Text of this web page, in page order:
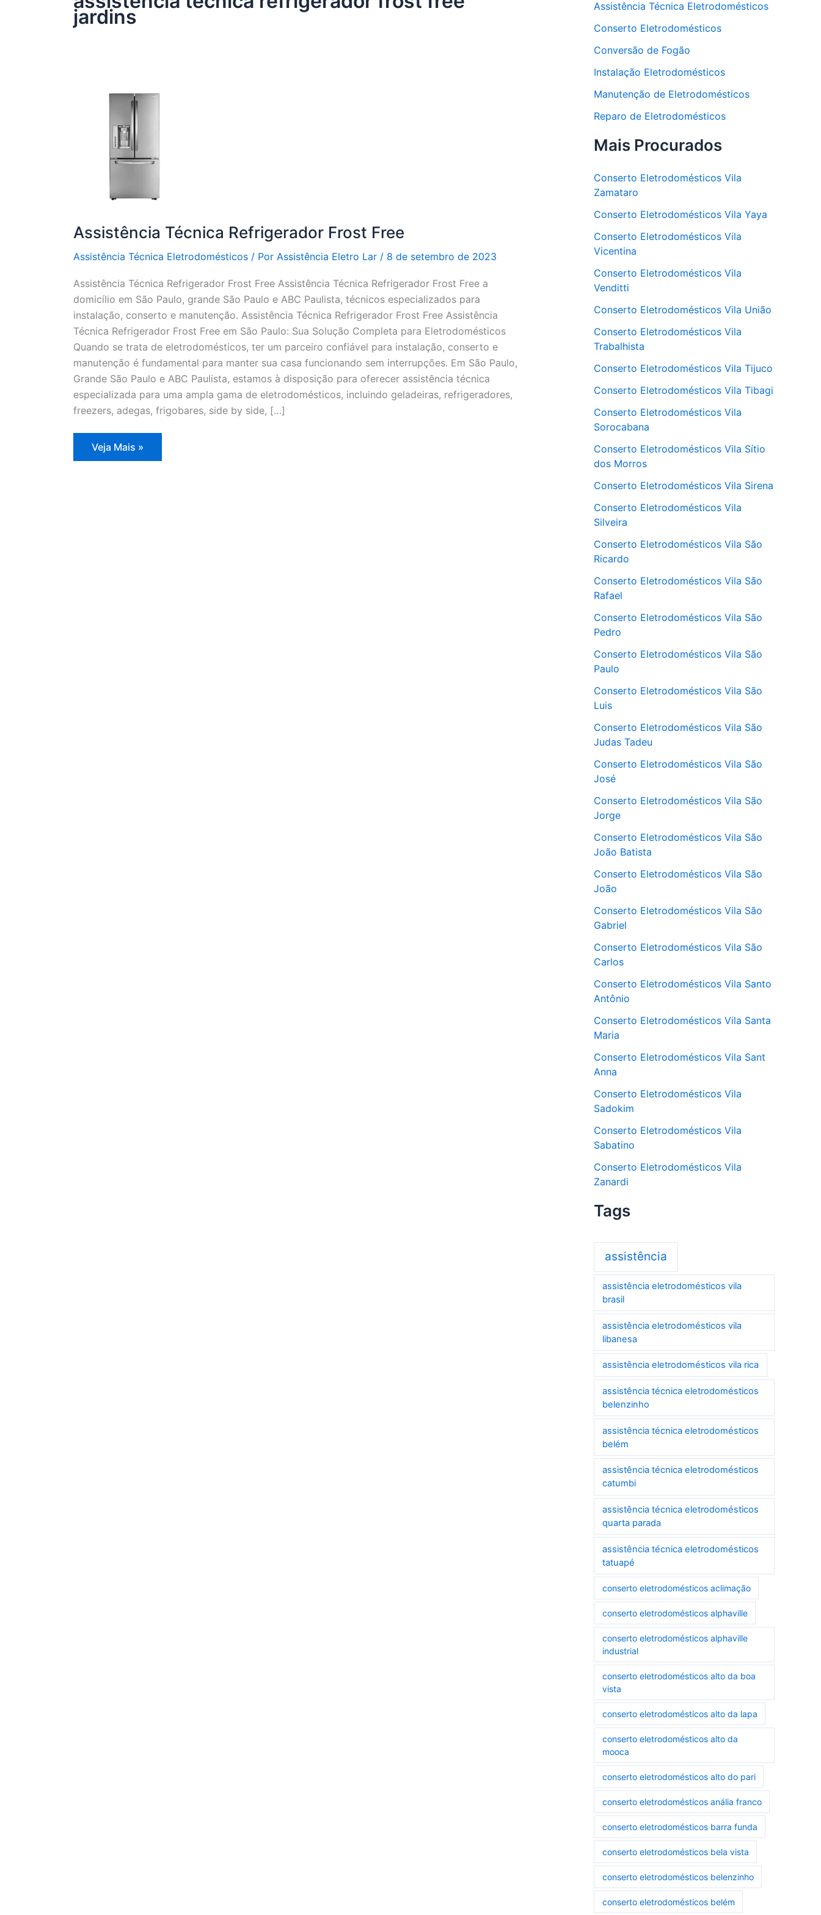
jardins
Assistência Técnica Refrigerador Frost Free
Assistência Técnica Eletrodomésticos / Por Assistência Eletro Lar / 8 de setembro de 2023
Assistência Técnica Refrigerador Frost Free Assistência Técnica Refrigerador Frost Free a
domicílio em São Paulo, grande São Paulo e ABC Paulista, técnicos especializados para
instalação, conserto e manutenção. Assistência Técnica Refrigerador Frost Free Assistência
Técnica Refrigerador Frost Free em São Paulo: Sua Solução Completa para Eletrodomésticos
Quando se trata de eletrodomésticos, ter um parceiro confiável para instalação, conserto e
manutenção é fundamental para manter sua casa funcionando sem interrupções. Em São Paulo,
Grande São Paulo e ABC Paulista, estamos à disposição para oferecer assistência técnica
especializada para uma ampla gama de eletrodomésticos, incluindo geladeiras, refrigeradores,
freezers, adegas, frigobares, side by side, […]
Assistência
Técnica
Veja Mais »
Assistência Técnica Eletrodomésticos
Conserto Eletrodomésticos
Conversão de Fogão
Instalação Eletrodomésticos
Manutenção de Eletrodomésticos
Reparo de Eletrodomésticos
Mais Procurados
Conserto Eletrodomésticos Vila
Zamataro
Conserto Eletrodomésticos Vila Yaya
Conserto Eletrodomésticos Vila
Vicentina
Conserto Eletrodomésticos Vila
Venditti
Conserto Eletrodomésticos Vila União
Conserto Eletrodomésticos Vila
Trabalhista
Conserto Eletrodomésticos Vila Tijuco
Conserto Eletrodomésticos Vila Tibagi
Conserto Eletrodomésticos Vila
Sorocabana
Conserto Eletrodomésticos Vila Sítio
dos Morros
Conserto Eletrodomésticos Vila Sirena
Conserto Eletrodomésticos Vila
Silveira
Conserto Eletrodomésticos Vila São
Ricardo
Conserto Eletrodomésticos Vila São
Rafael
Conserto Eletrodomésticos Vila São
Pedro
Conserto Eletrodomésticos Vila São
Paulo
Conserto Eletrodomésticos Vila São
Luis
Conserto Eletrodomésticos Vila São
Judas Tadeu
Conserto Eletrodomésticos Vila São
José
Conserto Eletrodomésticos Vila São
Jorge
Conserto Eletrodomésticos Vila São
João Batista
Conserto Eletrodomésticos Vila São
João
Conserto Eletrodomésticos Vila São
Gabriel
Conserto Eletrodomésticos Vila São
Carlos
Conserto Eletrodomésticos Vila Santo
Antônio
Conserto Eletrodomésticos Vila Santa
Maria
Conserto Eletrodomésticos Vila Sant
Anna
Conserto Eletrodomésticos Vila
Sadokim
Conserto Eletrodomésticos Vila
Sabatino
Conserto Eletrodomésticos Vila
Zanardi
Tags
assistência
assistência eletrodomésticos vila
brasil
assistência eletrodomésticos vila
libanesa
assistência eletrodomésticos vila rica
assistência técnica eletrodomésticos
belenzinho
assistência técnica eletrodomésticos
belém
assistência técnica eletrodomésticos
catumbi
assistência técnica eletrodomésticos
quarta parada
assistência técnica eletrodomésticos
tatuapé
conserto eletrodomésticos aclimação
conserto eletrodomésticos alphaville
conserto eletrodomésticos alphaville
industrial
conserto eletrodomésticos alto da boa
vista
conserto eletrodomésticos alto da lapa
conserto eletrodomésticos alto da
mooca
conserto eletrodomésticos alto do pari
conserto eletrodomésticos anália franco
conserto eletrodomésticos barra funda
conserto eletrodomésticos bela vista
conserto eletrodomésticos belenzinho
conserto eletrodomésticos belém